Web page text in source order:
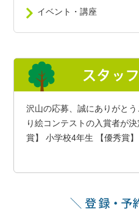
イベント・講座
沢山の応募、誠にありがと
り絵コンテストの入賞者が
賞】 小学校4年生 【優秀賞